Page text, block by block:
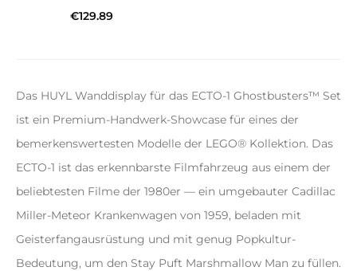
€129.89
Das HUYL Wanddisplay für das ECTO-1 Ghostbusters™ Set
ist ein Premium-Handwerk-Showcase für eines der
bemerkenswertesten Modelle der LEGO® Kollektion. Das
ECTO-1 ist das erkennbarste Filmfahrzeug aus einem der
beliebtesten Filme der 1980er — ein umgebauter Cadillac
Miller-Meteor Krankenwagen von 1959, beladen mit
Geisterfangausrüstung und mit genug Popkultur-
Bedeutung, um den Stay Puft Marshmallow Man zu füllen.